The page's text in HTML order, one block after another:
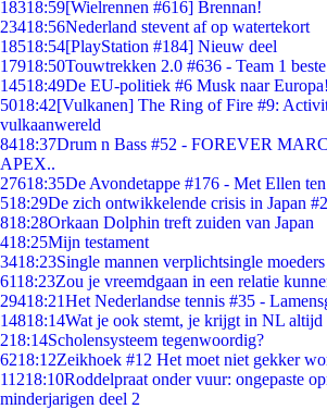
18318:59[Wielrennen #616] Brennan!
23418:56Nederland stevent af op watertekort
18518:54[PlayStation #184] Nieuw deel
17918:50Touwtrekken 2.0 #636 - Team 1
14518:49De EU-politiek #6 Musk naar Europa!
5018:42[Vulkanen] The Ring of Fire #9:
vulkaanwereld
8418:37Drum n Bass #52 - FOREVER
APEX..
27618:35De Avondetappe #176 - Met Ellen
518:29De zich ontwikkelende crisis in Japan #2
818:28Orkaan Dolphin treft zuiden van Japan
418:25Mijn testament
3418:23Single mannen verplichtsingle
6118:23Zou je vreemdgaan in een relatie
29418:21Het Nederlandse tennis #35 -
14818:14Wat je ook stemt, je krijgt in NL
218:14Scholensysteem tegenwoordig?
6218:12Zeikhoek #12 Het moet niet gekker
11218:10Roddelpraat onder vuur: ongepaste
minderjarigen deel 2